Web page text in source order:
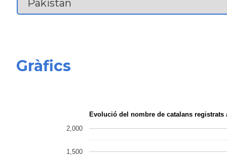
Gràfics
Evolució del nombre de catalans registrats
1,500
2,000